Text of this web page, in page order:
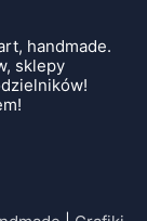
handmade.
sklepy